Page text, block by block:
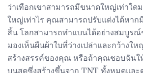
ว่าเทือกเขาสามารถมีขนาดใหญ่เท่าใ
ใหญ่เท่าไร คุณสามารถปรับแต่งได้หาก
สิ้น โลกสามารถทำแบนได้อย่างสมบูร
มองเห็นผืนผ้าใบที่ว่างเปล่าและกว้างใ
สร้างสรรค์ของคุณ หรือถ้าคุณชอบฉันใ
บนสุดซึ่งสร้างขึ้นจาก TNT ทั้งหมดและ